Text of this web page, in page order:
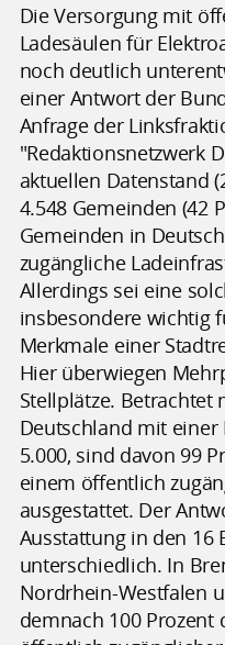
Die Versorgung mit
Ladesäulen für
noch deutlich
einer Antwort der
Anfrage der
"Redaktionsnetzwerk
aktuellen Datenstand
4.548 Gemeinden (42
Gemeinden in
zugängliche
Allerdings sei eine
insbesondere wichtig
Merkmale einer
Hier überwiegen
Stellplätze.
Deutschland mit
5.000, sind davon 99
einem öffentlich
ausgestattet. Der
Ausstattung in den 16
unterschiedlich. In
Nordrhein-Westfalen
demnach 100